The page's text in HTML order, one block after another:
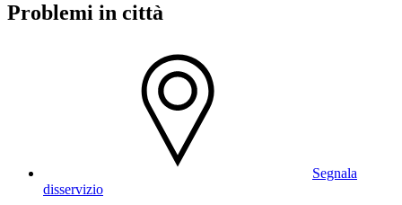
Problemi in città
Segnala
disservizio